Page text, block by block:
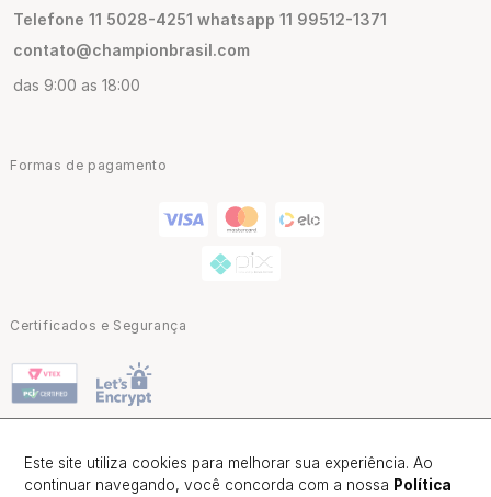
Telefone 11 5028-4251 whatsapp 11 99512-1371
contato@championbrasil.com
das 9:00 as 18:00
Formas de pagamento
Certificados e Segurança
Champion Brasil | CNPJ: 02.047.418/0001-80 |Alameda Barão de
Este site utiliza cookies para melhorar sua experiência. Ao
continuar navegando, você concorda com a nossa Política